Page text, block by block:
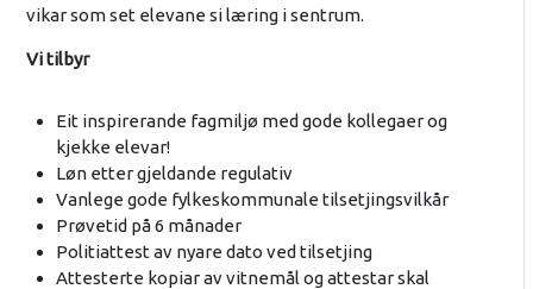
vikar som set elevane si læring i sentrum.
Vi tilbyr
Eit inspirerande fagmiljø med gode kollegaer og
kjekke elevar!
Løn etter gjeldande regulativ
Vanlege gode fylkeskommunale tilsetjingsvilkår
Prøvetid på 6 månader
Politiattest av nyare dato ved tilsetjing
Attesterte kopiar av vitnemål og attestar skal